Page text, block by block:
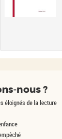
nous ?
éloignés de la lecture